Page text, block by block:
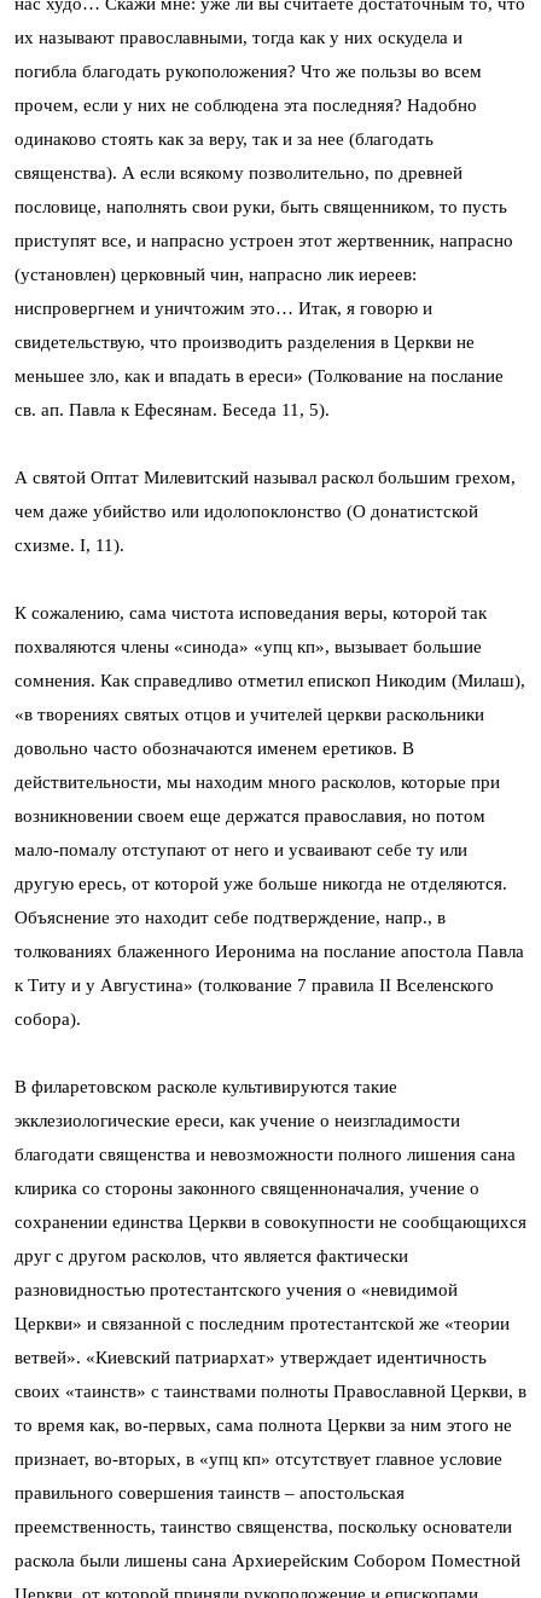
их называют православными, тогда как у них оскудела и
погибла благодать рукоположения? Что же пользы во всем
прочем, если у них не соблюдена эта последняя? Надобно
одинаково стоять как за веру, так и за нее (благодать
священства). А если всякому позволительно, по древней
пословице, наполнять свои руки, быть священником, то пусть
приступят все, и напрасно устроен этот жертвенник, напрасно
(установлен) церковный чин, напрасно лик иереев:
ниспровергнем и уничтожим это… Итак, я говорю и
свидетельствую, что производить разделения в Церкви не
меньшее зло, как и впадать в ереси» (Толкование на послание
св. ап. Павла к Ефесянам. Беседа 11, 5).
А святой Оптат Милевитский называл раскол большим грехом,
чем даже убийство или идолопоклонство (О донатистской
схизме. I, 11).
К сожалению, сама чистота исповедания веры, которой так
похваляются члены «синода» «упц кп», вызывает большие
сомнения. Как справедливо отметил епископ Никодим (Милаш),
«в творениях святых отцов и учителей церкви раскольники
довольно часто обозначаются именем еретиков. В
действительности, мы находим много расколов, которые при
возникновении своем еще держатся православия, но потом
мало-помалу отступают от него и усваивают себе ту или
другую ересь, от которой уже больше никогда не отделяются.
Объяснение это находит себе подтверждение, напр., в
толкованиях блаженного Иеронима на послание апостола Павла
к Титу и у Августина» (толкование 7 правила II Вселенского
собора).
В филаретовском расколе культивируются такие
экклезиологические ереси, как учение о неизгладимости
благодати священства и невозможности полного лишения сана
клирика со стороны законного священноначалия, учение о
сохранении единства Церкви в совокупности не сообщающихся
друг с другом расколов, что является фактически
разновидностью протестантского учения о «невидимой
Церкви» и связанной с последним протестантской же «теории
ветвей». «Киевский патриархат» утверждает идентичность
своих «таинств» с таинствами полноты Православной Церкви, в
то время как, во-первых, сама полнота Церкви за ним этого не
признает, во-вторых, в «упц кп» отсутствует главное условие
правильного совершения таинств – апостольская
преемственность, таинство священства, поскольку основатели
раскола были лишены сана Архиерейским Собором Поместной